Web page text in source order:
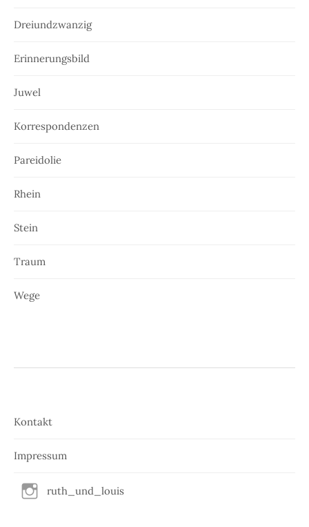
Dreiundzwanzig
Erinnerungsbild
Juwel
Korrespondenzen
Pareidolie
Rhein
Stein
Traum
Wege
Kontakt
Impressum
ruth_und_louis